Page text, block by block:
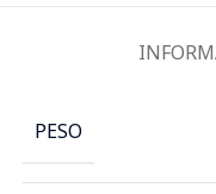
PESO